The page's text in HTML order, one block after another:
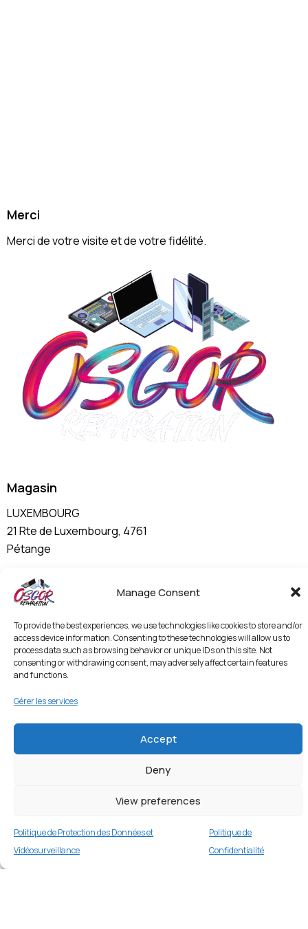
Manage Consent
To provide the best experiences, we use technologies like cookies to store and/or
access device information. Consenting to these technologies will allow us to
process data such as browsing behavior or unique IDs on this site. Not
consenting or withdrawing consent, may adversely affect certain features
and functions.
Gérer les services
Accept
Deny
View preferences
Politique de Protection des Données et
Vidéosurveillance
Politique de
Confidentialité
Merci
Merci de votre visite et de votre fidélité.
Magasin
LUXEMBOURG
21 Rte de Luxembourg, 4761
Pétange
+ 352 691 101 984
Links
Home
À Propos
Nos Prestations
Shop
Contactez-nous
Politique de Confidentialité et Mentions Légales